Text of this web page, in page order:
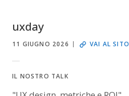
uxday
11 GIUGNO 2026 VAI AL SITO
IL NOSTRO TALK